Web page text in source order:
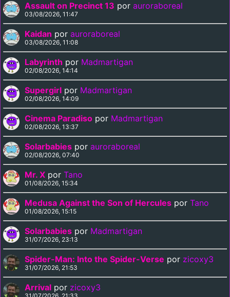
Assault on Precinct 13 por auroraboreal
03/08/2026, 11:47
Kaidan por auroraboreal
03/08/2026, 11:08
Labyrinth por Madmartigan
02/08/2026, 14:14
Supergirl por Madmartigan
02/08/2026, 14:09
Cinema Paradiso por Madmartigan
02/08/2026, 13:37
Solarbabies por auroraboreal
02/08/2026, 07:40
Mr. X por Tano
01/08/2026, 15:34
Medusa Against the Son of Hercules por Tano
01/08/2026, 15:15
Solarbabies por Madmartigan
31/07/2026, 23:13
Spider-Man: Into the Spider-Verse por zicoxy3
31/07/2026, 21:53
Arrival por zicoxy3